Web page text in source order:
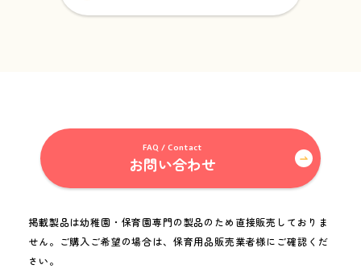
Folder for Business Partners
お取引先用フォルダ
miki channel 1950_miki
FAQ / Contact
お問い合わせ
掲載製品は幼稚園・保育園専門の製品のため直接販売しておりま
せん。 ご購入ご希望の場合は、保育用品販売業者様にご確認くだ
さい。